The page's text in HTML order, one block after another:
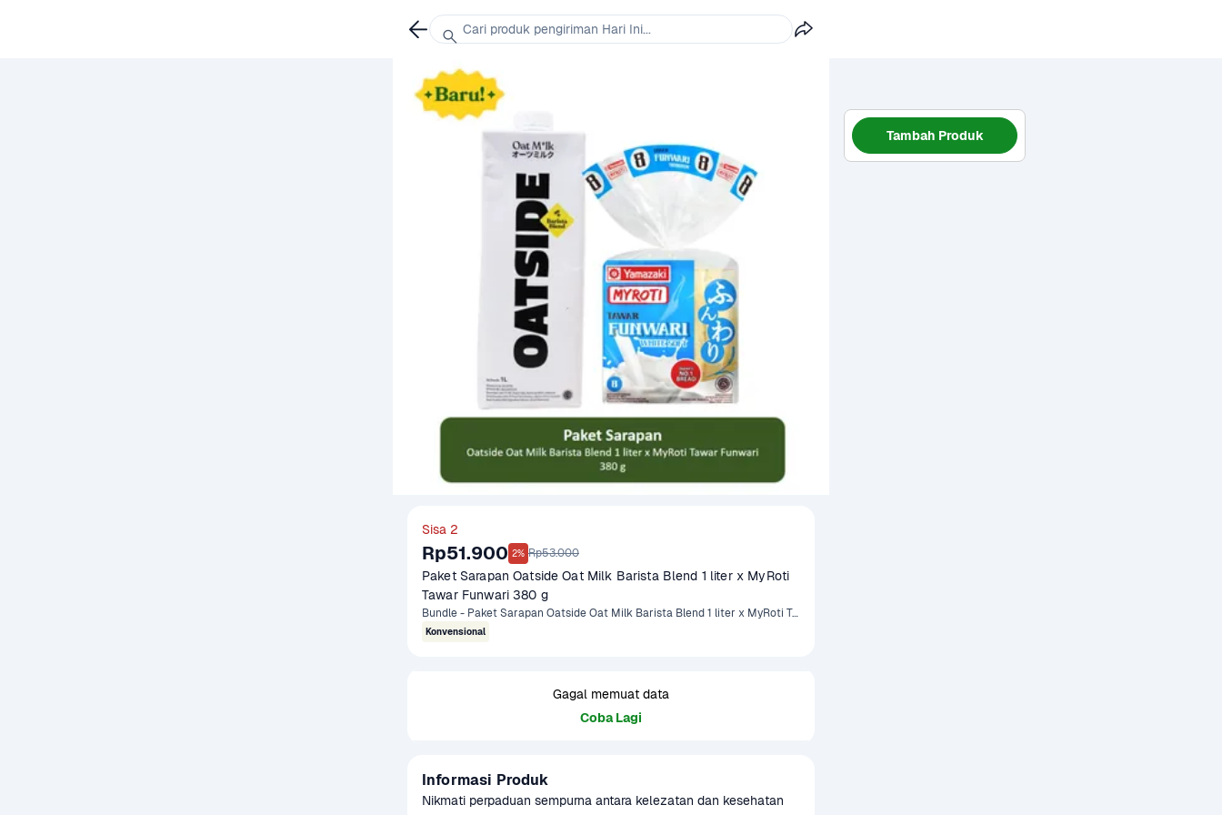
Sisa 2
Rp51.900 2% Rp53.000
Paket Sarapan Oatside Oat Milk Barista Blend 1 liter x MyRoti
Tawar Funwari 380 g
Bundle - Paket Sarapan Oatside Oat Milk Barista Blend 1 liter x MyRoti Tawar Funwari 380 gram
Konvensional
Gagal memuat data
Coba Lagi
Informasi Produk
Nikmati perpaduan sempurna antara kelezatan dan kesehatan
Tambah Produk
Cari produk pengiriman Hari Ini...